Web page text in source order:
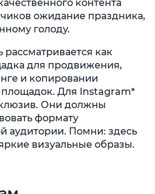
контента
ожидание праздника,
голоду.
рассматривается как
для продвижения,
и копировании
площадок. Для Instagram*
Они должны
формату
аудитории. Помни: здесь
визуальные образы.